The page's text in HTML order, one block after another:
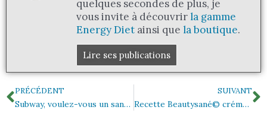
quelques secondes de plus, je
vous invite à découvrirla gamme
Energy Diet ainsi que la boutique.
Lire ses publications
Précédent
PRÉCÉDENT
Subway, voulez-vous un sandwich au thon, sans thon ?
SUIVANT
Recette Beautysané© crémeux extra chocolat